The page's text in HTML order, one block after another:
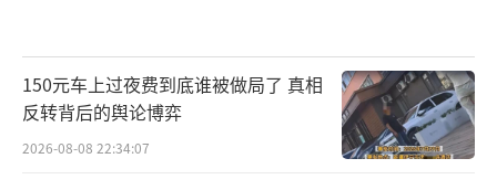
150元车上过夜费到底谁被做局了 真相
反转背后的舆论博弈
2026-08-08 22:34:07